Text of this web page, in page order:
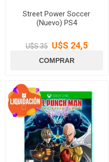
Street Power Soccer
(Nuevo) PS4
U$S 35 U$S 24,5